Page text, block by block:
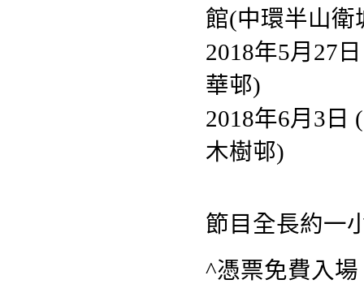
館(中環半山衛
2018年5月27
華邨)
2018年6月3日
木樹邨)
節目全長約一
^憑票免費入